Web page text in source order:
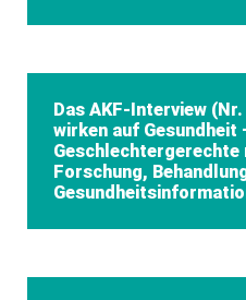
Das AKF-Interview
wirken auf Gesundheit
Geschlechtergerechte
Forschung,